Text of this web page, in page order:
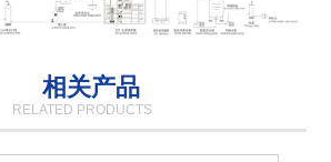
相关产品
RELATED PRODUCTS